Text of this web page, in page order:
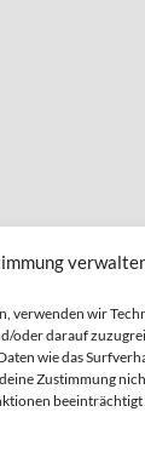
verwenden wir
oder darauf
wie das
Zustimmung
beeinträchtigt